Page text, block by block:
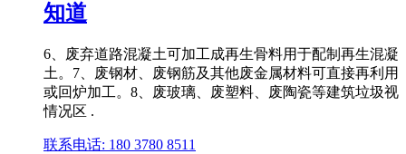
知道
6、废弃道路混凝土可加工成再生骨料用于配制再生混凝
土。7、废钢材、废钢筋及其他废金属材料可直接再利用
或回炉加工。8、废玻璃、废塑料、废陶瓷等建筑垃圾视
情况区 .
联系电话: 180 3780 8511